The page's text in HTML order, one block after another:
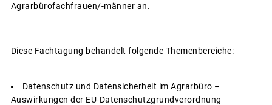
Agrarbürofachfrauen/-männer an.
Diese Fachtagung behandelt folgende Themenbereiche:
Datenschutz und Datensicherheit im Agrarbüro –
Auswirkungen der EU-Datenschutzgrundverordnung